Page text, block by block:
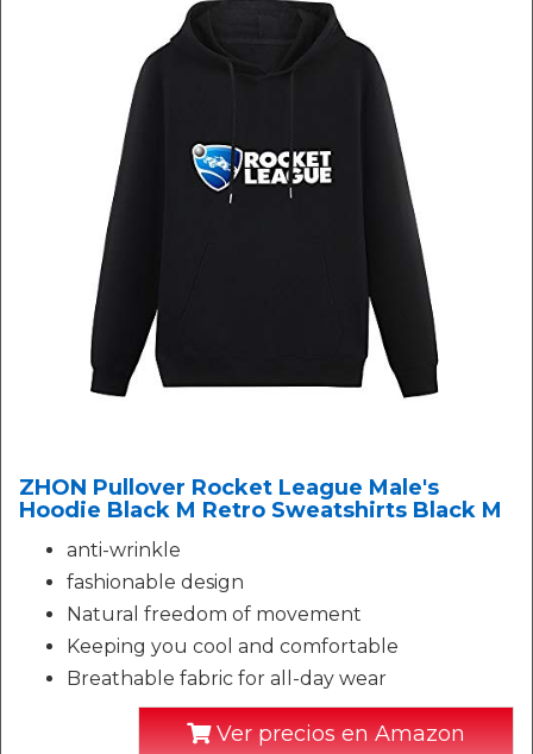
ZHON Pullover Rocket League Male's
Hoodie Black M Retro Sweatshirts Black M
anti-wrinkle
fashionable design
Natural freedom of movement
Keeping you cool and comfortable
Breathable fabric for all-day wear
Ver precios en Amazon